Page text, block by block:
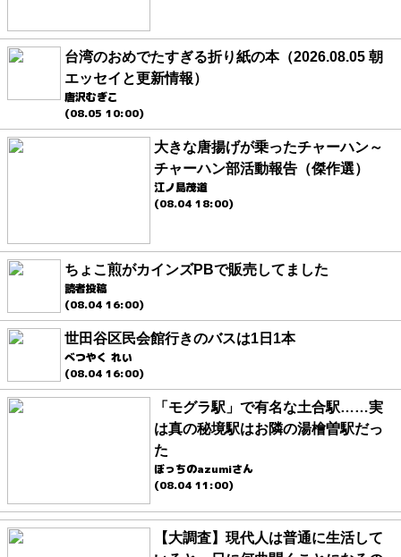
台湾のおめでたすぎる折り紙の本（2026.08.05 朝
エッセイと更新情報）
唐沢むぎこ
(08.05 10:00)
大きな唐揚げが乗ったチャーハン～
チャーハン部活動報告（傑作選）
江ノ島茂道
(08.04 18:00)
ちょこ煎がカインズPBで販売してました
読者投稿
(08.04 16:00)
世田谷区民会館行きのバスは1日1本
べつやく れい
(08.04 16:00)
「モグラ駅」で有名な土合駅……実
は真の秘境駅はお隣の湯檜曽駅だっ
た
ぼっちのazumiさん
(08.04 11:00)
【大調査】現代人は普通に生活して